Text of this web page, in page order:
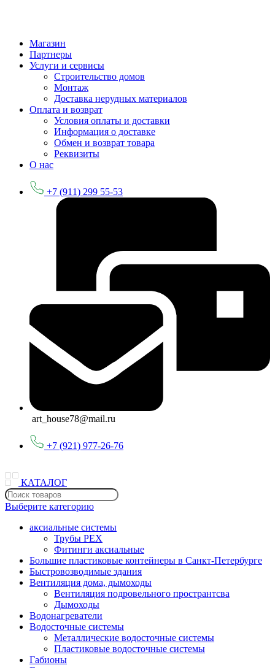
Магазин
Партнеры
Услуги и сервисы
Строительство домов
Монтаж
Доставка нерудных материалов
Оплата и возврат
Условия оплаты и доставки
Информация о доставке
Обмен и возврат товара
Реквизиты
О нас
+7 (911) 299 55-53
art_house78@mail.ru
+7 (921) 977-26-76
КАТАЛОГ
Выберите категорию
аксиальные системы
Трубы PEX
Фитинги аксиальные
Большие пластиковые контейнеры в Санкт-Петербурге
Быстровозводимые здания
Вентиляция дома, дымоходы
Вентиляция подровельного пространтсва
Дымоходы
Водонагреватели
Водосточные системы
Металлические водосточные системы
Пластиковые водосточные системы
Габионы